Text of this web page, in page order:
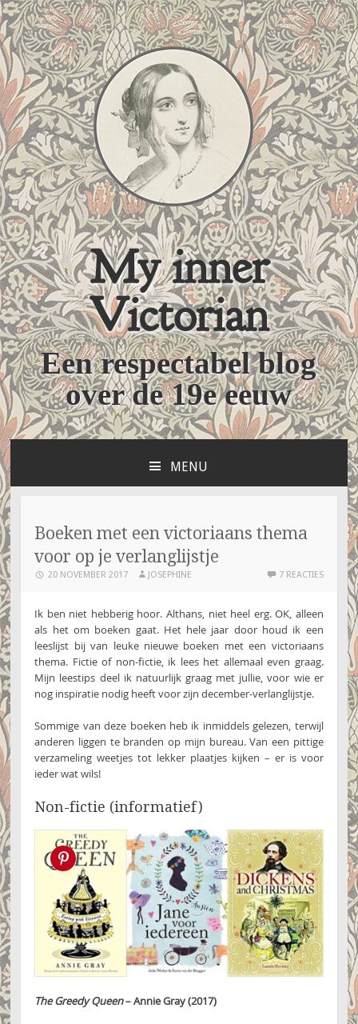
My inner
Victorian
Een respectabel blog
over de 19e eeuw
MENU
SPRINGEN
Boeken met een victoriaans thema
voor op je verlanglijstje
20 NOVEMBER 2017 JOSEPHINE 7 REACTIES
Ik ben niet hebberig hoor. Althans, niet heel erg. OK, alleen
als het om boeken gaat. Het hele jaar door houd ik een
leeslijst bij van leuke nieuwe boeken met een victoriaans
thema. Fictie of non-fictie, ik lees het allemaal even graag.
Mijn leestips deel ik natuurlijk graag met jullie, voor wie er
nog inspiratie nodig heeft voor zijn december-verlanglijstje.
Sommige van deze boeken heb ik inmiddels gelezen, terwijl
anderen liggen te branden op mijn bureau. Van een pittige
verzameling weetjes tot lekker plaatjes kijken – er is voor
ieder wat wils!
Non-fictie (informatief)
Pin this!
The Greedy Queen– Annie Gray (2017)